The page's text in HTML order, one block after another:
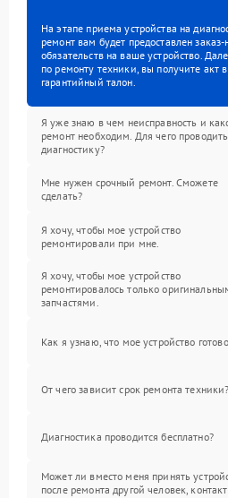
На этапе приема устройства на
ремонт вам будет предоставлен
обязательств на ваше устройство.
по ремонту техники, вы получите акт
гарантийный талон.
Я уже знаю в чем неисправность и
ремонт необходим. Для чего проводить
диагностику?
Мне нужен срочный ремонт. Сможете
сделать?
Я хочу, чтобы мое устройство
ремонтировали при мне.
Я хочу, чтобы мое устройство
ремонтировалось только
запчастями.
Как я узнаю, что мое устройство
От чего зависит срок ремонта техники?
Диагностика проводится бесплатно?
Может ли вместо меня принять
после ремонта другой человек,